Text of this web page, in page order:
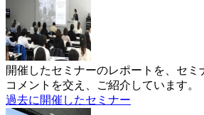
開催したセミナーのレポートを、セ
コメントを交え、ご紹介しています。
過去に開催したセミナー